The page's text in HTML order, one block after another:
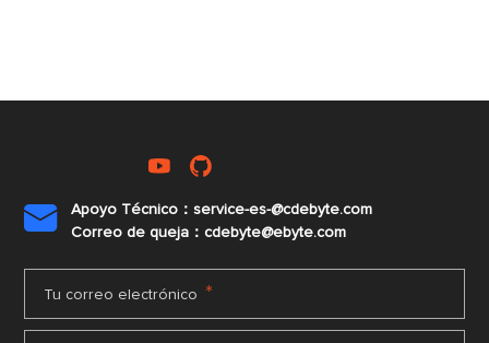

Apoyo Técnico：service-es-@cdebyte.com
Correo de queja：cdebyte@ebyte.com
Tu correo electrónico *